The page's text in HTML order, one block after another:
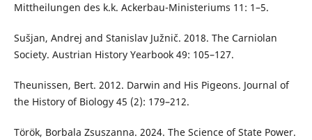
Mittheilungen des k.k. Ackerbau-Ministeriums 11: 1–5.
Sušjan, Andrej and Stanislav Južnič. 2018. The Carniolan
Society. Austrian History Yearbook 49: 105–127.
Theunissen, Bert. 2012. Darwin and His Pigeons. Journal of
the History of Biology 45 (2): 179–212.
Török, Borbala Zsuszanna. 2024. The Science of State Power.